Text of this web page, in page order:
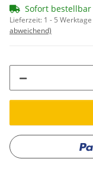
Sofort bestellbar
Lieferzeit: 1 - 5 Werktage
abweichend)